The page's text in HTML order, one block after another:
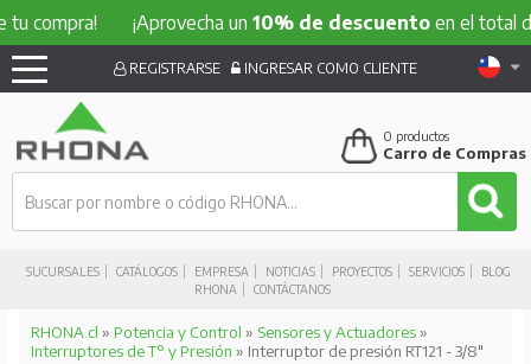
¡Aprovecha un10% de descuentoen el total de tu
SUCURSALES CATÁLOGOS EMPRESA NOTICIAS PROYECTOS SERVICIOS
BLOG
RHONA
CONTÁCTANOS
REGISTRARSE INGRESAR COMO CLIENTE
0 productos
Carro de Compras
RHONA.cl » Potencia y Control » Sensores y Actuadores»
Interruptores de T° y Presión » Interruptor de presión RT121 - 3/8"